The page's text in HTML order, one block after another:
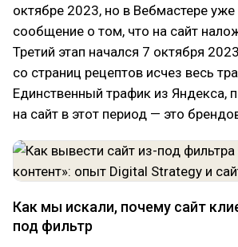
октябре 2023, но в Вебмастере уже
сообщение о том, что на сайт
Третий этап начался 7 октября
со страниц рецептов исчез весь
Единственный трафик из Яндекса,
на сайт в этот период — это
Как мы искали, почему сайт
под фильтр